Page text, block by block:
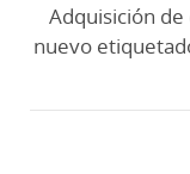
Adquisición
nuevo